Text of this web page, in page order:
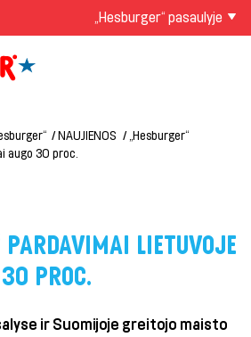
„Hesburger“ pasaulyje
NAUJIENOS
„Hesburger“
augo 30 proc.
PARDAVIMAI LIETUVOJE
PROC.
ir Suomijoje greitojo maisto